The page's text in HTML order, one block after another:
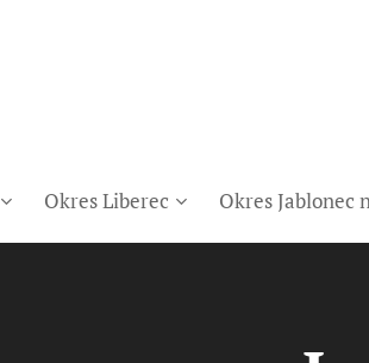
Okres Liberec Okres Jablonec